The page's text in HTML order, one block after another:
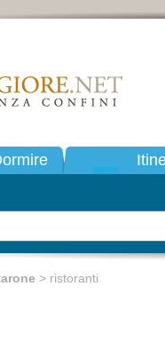
> ristoranti